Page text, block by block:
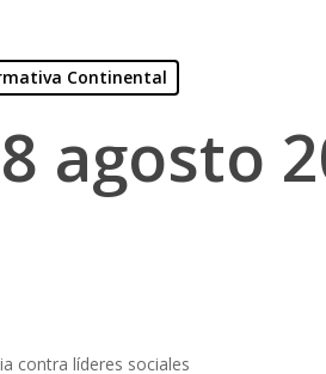
Continental
agosto
contra líderes sociales